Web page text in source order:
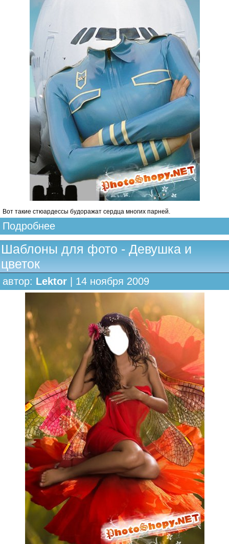
Вот такие стюардессы будоражат сердца многих парней.
Подробнее
Шаблоны для фото - Девушка и
цветок
автор: Lektor | 14 ноября 2009